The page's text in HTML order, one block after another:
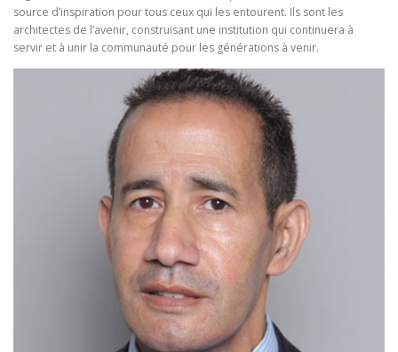
source d’inspiration pour tous ceux qui les entourent. Ils sont les
architectes de l’avenir, construisant une institution qui continuera à
servir et à unir la communauté pour les générations à venir.